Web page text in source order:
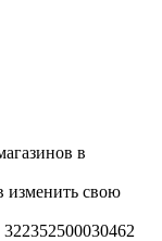
в
изменить свою